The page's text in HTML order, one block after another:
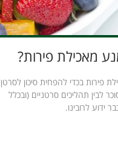
מאכילת פירות?
פירות בכדי להפחית סיכון לסרטן
לבין תהליכים סרטניים (ובכלל
ידוע לרובינו.